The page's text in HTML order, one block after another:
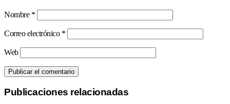
Nombre *
Correo electrónico *
Web
Publicaciones relacionadas